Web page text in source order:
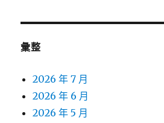
彙整
2026 年 7 月
2026 年 6 月
2026 年 5 月